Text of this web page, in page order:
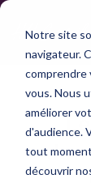
Notre site
navigateur.
comprendre
vous. Nous
améliorer
d'audience.
tout
découvrir